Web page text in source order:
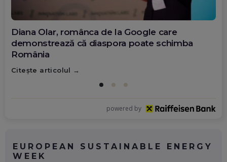
Diana Olar, românca de la Google care
demonstrează că diaspora poate schimba
România
Citește articolul
powered by
EUROPEAN SUSTAINABLE ENERGY
WEEK